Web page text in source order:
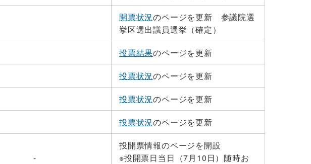
開票状況のページを更新 参議院選
挙区選出議員選挙（確定）
投票結果のページを更新
投票状況のページを更新
投票状況のページを更新
投票状況のページを更新
-
投開票情報のページを開設
※投開票日当日（7月10日）随時お